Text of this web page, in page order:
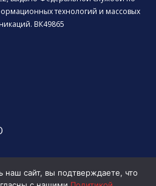
технологий и массовых
ВК49865
наш сайт, вы подтверждаете, что